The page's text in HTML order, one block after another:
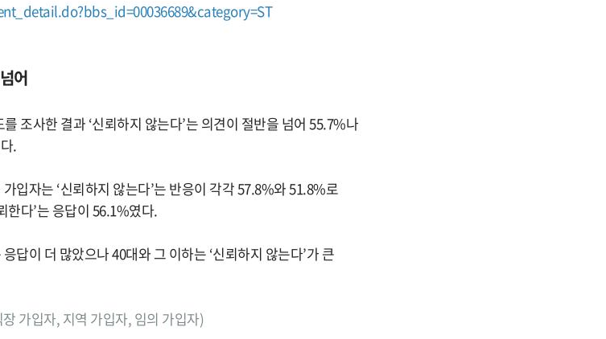
어
조사한 결과 ‘신뢰하지 않는다’는 의견이 절반을 넘어 55.7%나
.
입자는 ‘신뢰하지 않는다’는 반응이 각각 57.8%와 51.8%로
한다’는 응답이 56.1%였다.
답이 더 많았으나 40대와 그 이하는 ‘신뢰하지 않는다’가 큰
가입자, 지역 가입자, 임의 가입자)